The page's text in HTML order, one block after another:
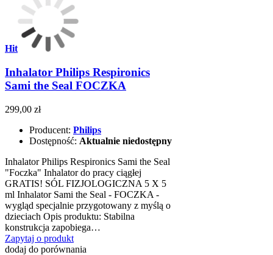
Hit
Inhalator Philips Respironics
Sami the Seal FOCZKA
299,00 zł
Producent: Philips
Dostępność: Aktualnie niedostępny
Inhalator Philips Respironics Sami the Seal
"Foczka" Inhalator do pracy ciągłej
GRATIS! SÓL FIZJOLOGICZNA 5 X 5
ml Inhalator Sami the Seal - FOCZKA -
wygląd specjalnie przygotowany z myślą o
dzieciach Opis produktu: Stabilna
konstrukcja zapobiega…
Zapytaj o produkt
dodaj do porównania